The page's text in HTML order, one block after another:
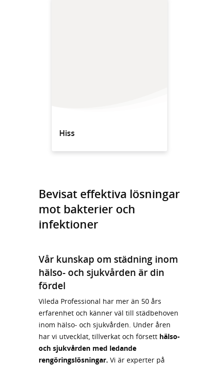
Hiss
Bevisat effektiva lösningar
mot bakterier och
infektioner
Vår kunskap om städning inom
hälso- och sjukvården är din
fördel
Vileda Professional har mer än 50 års
erfarenhet och känner väl till städbehoven
inom hälso- och sjukvården. Under åren
har vi utvecklat, tillverkat och försett hälso-
och sjukvården med ledande
rengöringslösningar. Vi är experter på